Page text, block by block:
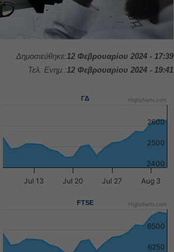
Δημοσιεύθηκε:12 Φεβρουαρίου 2024 - 17:39
Τελ. Ενημ.:12 Φεβρουαρίου 2024 - 19:41
ΓΔ
Jul 13 Jul 20 Jul 27 Aug 3
2400
2500
2600
Highcharts.com
FTSE
6250
6500
Highcharts.com